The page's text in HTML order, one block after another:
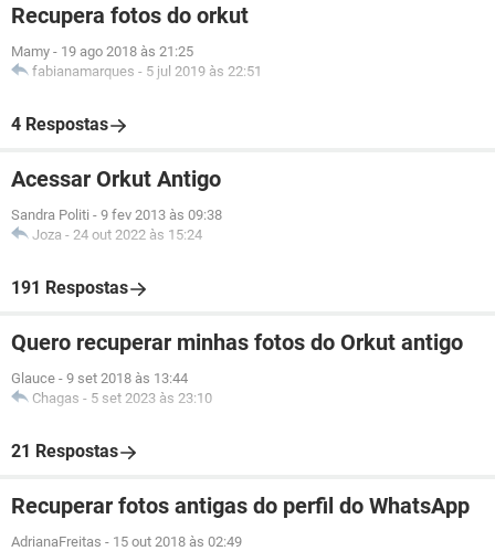
Recupera fotos do orkut
Mamy - 19 ago 2018 às 21:25
fabianamarques - 5 jul 2019 às 22:51
4 Respostas
Acessar Orkut Antigo
Sandra Politi - 9 fev 2013 às 09:38
Joza - 24 out 2022 às 15:24
191 Respostas
Quero recuperar minhas fotos do Orkut antigo
Glauce - 9 set 2018 às 13:44
Chagas - 5 set 2023 às 23:10
21 Respostas
Recuperar fotos antigas do perfil do WhatsApp
AdrianaFreitas - 15 out 2018 às 02:49